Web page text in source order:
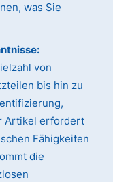
was Sie
von
bis hin zu
Artikel erfordert
Fähigkeiten
die